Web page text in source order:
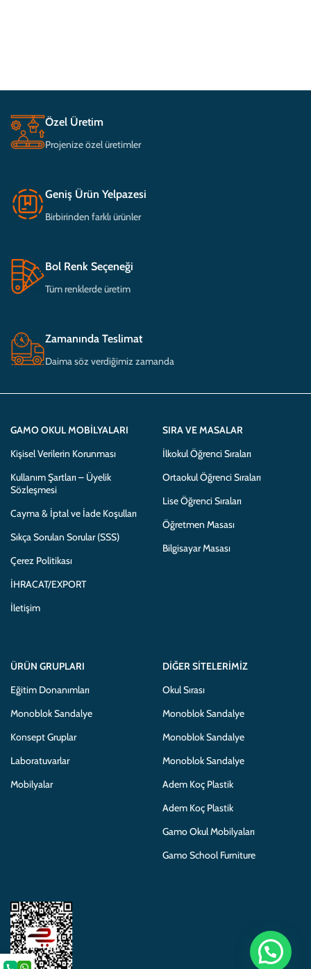
Özel Üretim
Projenize özel üretimler
Geniş Ürün Yelpazesi
Birbirinden farklı ürünler
Bol Renk Seçeneği
Tüm renklerde üretim
Zamanında Teslimat
Daima söz verdiğimiz zamanda
GAMO OKUL MOBILYALARI
Kişisel Verilerin Korunması
Kullanım Şartları – Üyelik
Sözleşmesi
Cayma & İptal ve İade Koşulları
Sıkça Sorulan Sorular (SSS)
Çerez Politikası
İHRACAT/EXPORT
İletişim
SIRA VE MASALAR
İlkokul Öğrenci Sıraları
Ortaokul Öğrenci Sıraları
Lise Öğrenci Sıraları
Öğretmen Masası
Bilgisayar Masası
ÜRÜN GRUPLARI
Eğitim Donanımları
Monoblok Sandalye
Konsept Gruplar
Laboratuvarlar
Mobilyalar
DIĞER SITELERIMIZ
Okul Sırası
Monoblok Sandalye
Monoblok Sandalye
Monoblok Sandalye
Adem Koç Plastik
Adem Koç Plastik
Gamo Okul Mobilyaları
Gamo School Furniture